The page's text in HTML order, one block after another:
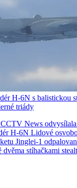
H-6N s balistickou
triády
News
H-6N Lidové
Jinglei-1
stíhačkami